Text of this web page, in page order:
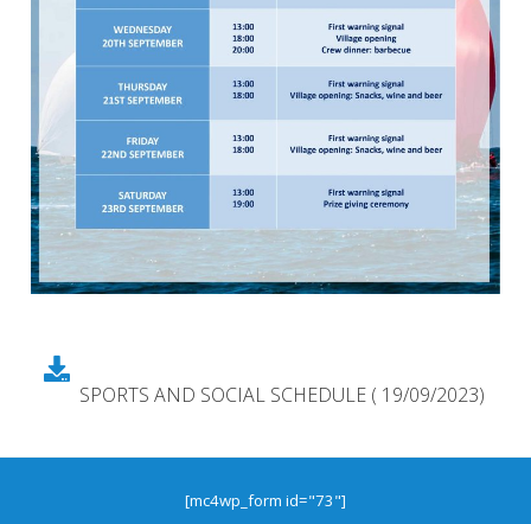
SPORTS AND SOCIAL SCHEDULE ( 19/09/2023)
[mc4wp_form id="73"]